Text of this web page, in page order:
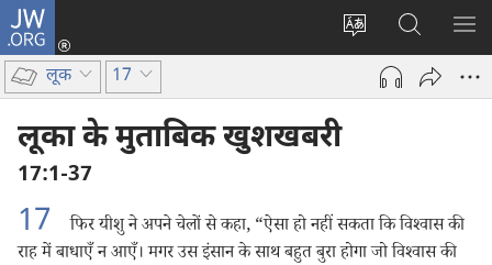
JW.ORG
वेबसाइट
भाषा
लॉग-
इन
(opens
window)
JW.ORG
खोजें
मैन्यू
लूक 17
लूका के मुताबिक खुशखबरी
17:1-37
17
फिर यीशु ने अपने चेलों से कहा, “ऐसा हो नहीं सकता कि विश्‍वास की
राह में बाधाएँ न आएँ। मगर उस इंसान के साथ बहुत बुरा होगा जो विश्‍वास की